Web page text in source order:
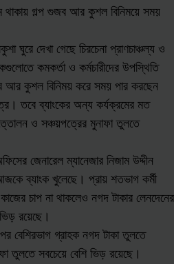
থাকায় গল্প গুজব আর কুশল বিনিময়ে সময়
ঘুরে দেখা গেছে চিরচেনা প্রাণচাঞ্চল্য ও
কমকর্তা ও কর্মচারীদের উপস্থিতি
কুশল বিনিময় করে সময় পার করছেন
তবে ব্যাংকের অন্য কর্যক্রমের মত
ও সঞ্চয়পত্রের মুনাফা তুলতে
জেনারেল ম্যানেজার নিজাম উদ্দীন
ব্যাংক খুলেছে। প্রায় শতভাগ কর্মী
চাপ না থাকলেও নগদ টাকার লেনদেনের
রয়েছে।
বেশিরভাগ গ্রাহক নগদ টাকা তুলতে
তুলতে সবচেয়ে বেশি ভিড় রয়েছে।